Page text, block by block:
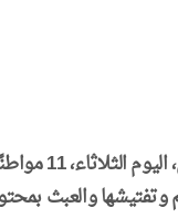
11 مواطنًا من محافظة
وتفتيشها والعبث